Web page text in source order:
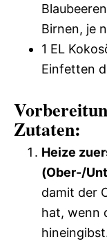
Birnen, je
1 EL
Einfetten
Zutaten:
Heize
(Ober-/
damit der
hat, wenn